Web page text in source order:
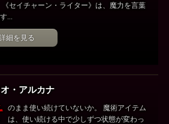
《セイチャーン・ライター》は、魔力を言葉
...
細を見る
・アルカナ
のまま使い続けていないか。 魔術アイテム
は、使い続ける中で少しずつ状態が変わっ